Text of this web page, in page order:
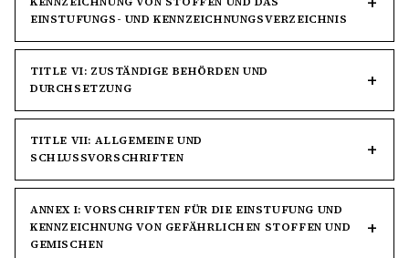
EINSTUFUNGS- UND KENNZEICHNUNGSVERZEICHNIS
TITLE VI: ZUSTÄNDIGE BEHÖRDEN UND
DURCHSETZUNG
TITLE VII: ALLGEMEINE UND
SCHLUSSVORSCHRIFTEN
ANNEX I: VORSCHRIFTEN FÜR DIE EINSTUFUNG UND
KENNZEICHNUNG VON GEFÄHRLICHEN STOFFEN UND
GEMISCHEN